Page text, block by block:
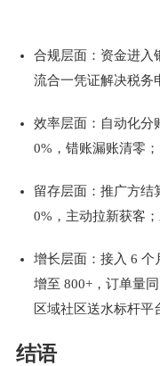
合规层面：资金进入
流合一凭证解决税务
效率层面：自动化分
0%，错账漏账清零；
留存层面：推广方结
0%，主动拉新获客
增长层面：接入 6 个
增至 800+，订单量
区域社区送水标杆平
结语